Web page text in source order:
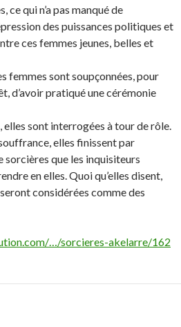
ce qui n’a pas manqué de
des puissances politiques et
ces femmes jeunes, belles et
femmes sont soupçonnées, pour
d’avoir pratiqué une cérémonie
elles sont interrogées à tour de rôle.
elles finissent par
sorcières que les inquisiteurs
en elles. Quoi qu’elles disent,
considérées comme des
…/sorcieres-akelarre/162